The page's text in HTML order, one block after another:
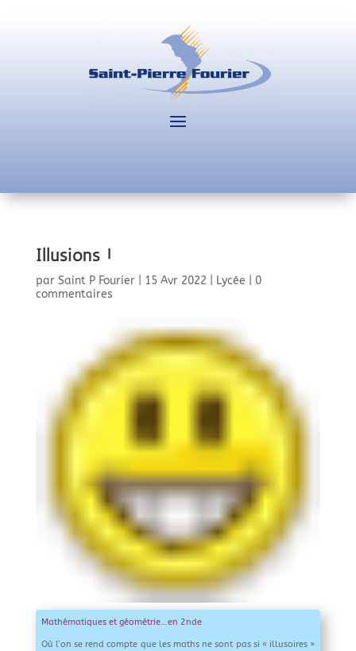
Illusions !
par Saint P Fourier| 15 Avr 2022 Lycée
0
commentaires
Mathématiques et géométrie…en 2nde
Où l’on se rend compte que les maths ne sont pas si « illusoires »